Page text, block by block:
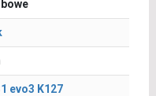
evo3 K127